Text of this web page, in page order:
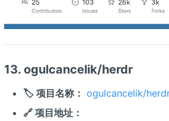
13. ogulcancelik/herdr
🏷️ 项目名称： ogulcancelik/
🔗 项目地址：